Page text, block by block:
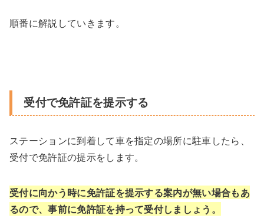
順番に解説していきます。
受付で免許証を提示する
ステーションに到着して車を指定の場所に駐車したら、
受付で免許証の提示をします。
受付に向かう時に免許証を提示する案内が無い場合もあ
るので、事前に免許証を持って受付しましょう。